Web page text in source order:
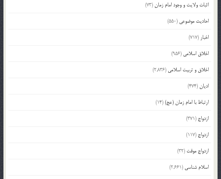
اثبات ولایت و وجود امام زمان(73)
احادیث موضوعی (550)
اخبار (717)
اخلاق اسلامی (956)
اخلاق و تربیت اسلامی (2,836)
ادیان(474)
ارتباط با امام زمان (عج)(14)
ازدواج (371)
ازدواج (117)
ازدواج موقت (32)
اسلام شناسی (2,661)